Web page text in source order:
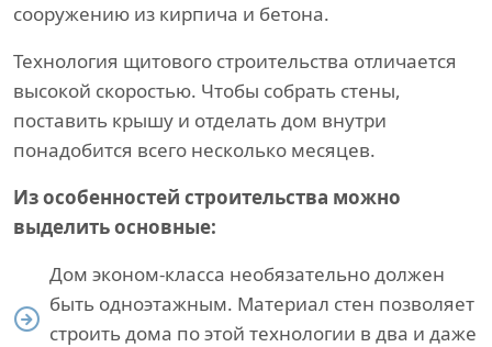
сооружению из кирпича и бетона.
Технология щитового строительства отличается
высокой скоростью. Чтобы собрать стены,
поставить крышу и отделать дом внутри
понадобится всего несколько месяцев.
Из особенностей строительства можно
выделить основные:
Дом эконом-класса необязательно должен
быть одноэтажным. Материал стен позволяет
строить дома по этой технологии в два и даже